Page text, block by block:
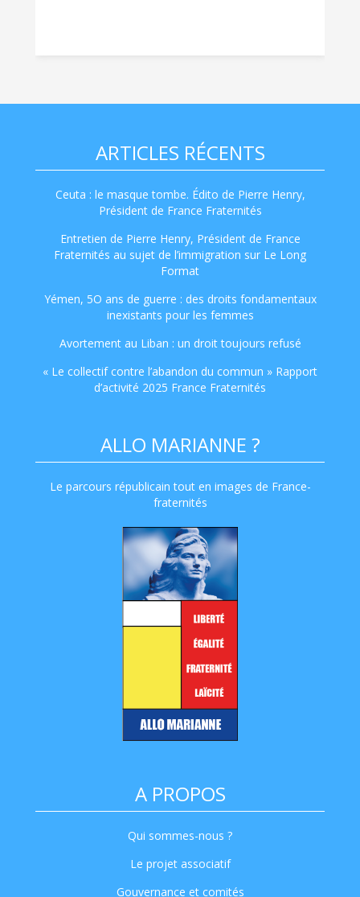
ARTICLES RÉCENTS
Ceuta : le masque tombe. Édito de Pierre Henry,
Président de France Fraternités
Entretien de Pierre Henry, Président de France
Fraternités au sujet de l’immigration sur Le Long
Format
Yémen, 5O ans de guerre : des droits fondamentaux
inexistants pour les femmes
Avortement au Liban : un droit toujours refusé
« Le collectif contre l’abandon du commun » Rapport
d’activité 2025 France Fraternités
ALLO MARIANNE ?
Le parcours républicain tout en images de France-
fraternités
A PROPOS
Qui sommes-nous ?
Le projet associatif
Gouvernance et comités